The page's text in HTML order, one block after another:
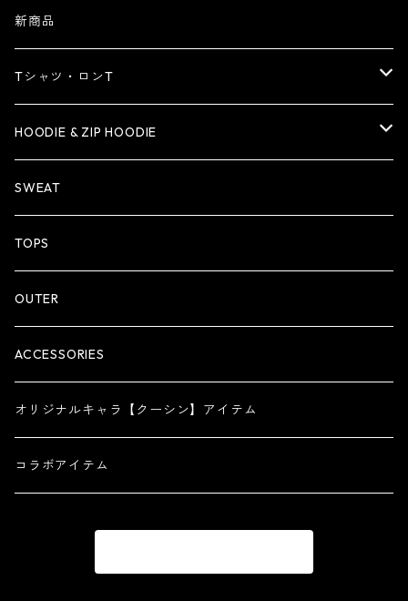
新商品
Tシャツ・ロンT
Tシャツ
ロンT
HOODIE & ZIP HOODIE
HOODIE
ZIP HOODIE
SWEAT
TOPS
OUTER
ACCESSORIES
オリジナルキャラ【クーシン】アイテム
コラボアイテム